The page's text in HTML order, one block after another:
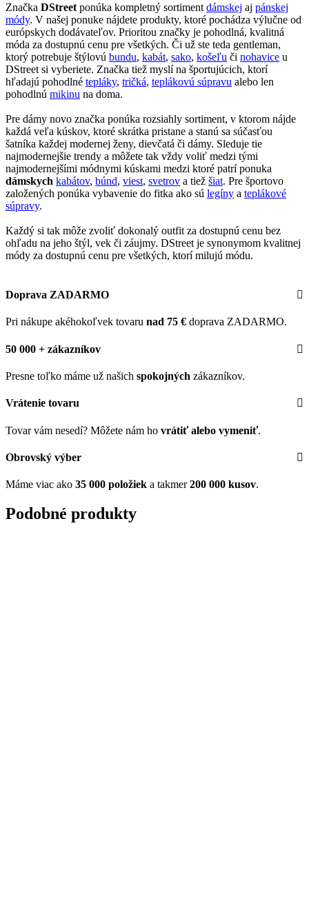
Značka DStreet ponúka kompletný sortiment dámskej aj pánskej
módy. V našej ponuke nájdete produkty, ktoré pochádza výlučne od
európskych dodávateľov. Prioritou značky je pohodlná, kvalitná
móda za dostupnú cenu pre všetkých. Či už ste teda gentleman,
ktorý potrebuje štýlovú bundu, kabát, sako, košeľu či nohavice u
DStreet si vyberiete. Značka tiež myslí na športujúcich, ktorí
hľadajú pohodlné tepláky, tričká, teplákovú súpravu alebo len
pohodlnú mikinu na doma.
Pre dámy novo značka ponúka rozsiahly sortiment, v ktorom nájde
každá veľa kúskov, ktoré skrátka pristane a stanú sa súčasťou
šatníka každej modernej ženy, dievčatá či dámy. Sleduje tie
najmodernejšie trendy a môžete tak vždy voliť medzi tými
najmodernejšími módnymi kúskami medzi ktoré patrí ponuka
dámskych kabátov, búnd, viest, svetrov a tiež šiat. Pre športovo
založených ponúka vybavenie do fitka ako sú legíny a teplákové
súpravy.
Každý si tak môže zvoliť dokonalý outfit za dostupnú cenu bez
ohľadu na jeho štýl, vek či záujmy. DStreet je synonymom kvalitnej
módy za dostupnú cenu pre všetkých, ktorí milujú módu.
Doprava ZADARMO
Pri nákupe akéhokoľvek tovaru nad 75 € doprava ZADARMO.
50 000 + zákazníkov
Presne toľko máme už našich spokojných zákazníkov.
Vrátenie tovaru
Tovar vám nesedí? Môžete nám ho vrátiť alebo vymeniť.
Obrovský výber
Máme viac ako 35 000 položiek a takmer200 000 kusov.
Podobné produkty